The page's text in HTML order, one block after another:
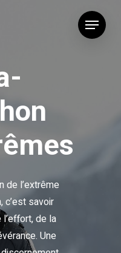
de l’extrême
c’est savoir
de la
Une